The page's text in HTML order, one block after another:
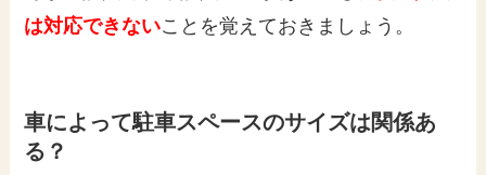
は対応できないことを覚えておきましょう。
車によって駐車スペースのサイズは関係あ
る？